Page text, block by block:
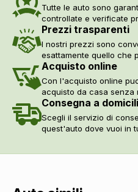
Tutte le auto sono
controllate e verificate
Prezzi trasparenti
I nostri prezzi sono
esattamente quello che
Acquisto online
Con l'acquisto online
acquisto da casa senza
Consegna a
Scegli il servizio di
quest'auto dove vuoi in